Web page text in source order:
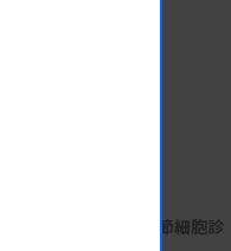
講習会 第7回 リンパ節細胞診